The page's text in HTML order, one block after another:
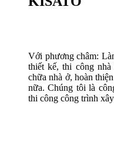
Với phương châm:
thiết kế, thi công
chữa nhà ở, hoàn
nữa. Chúng tôi là
thi công công trình